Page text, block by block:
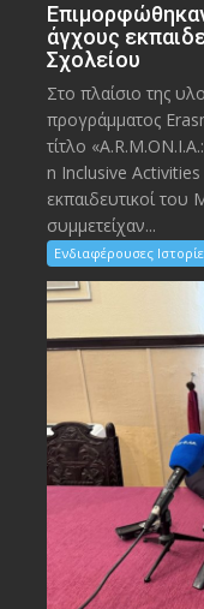
άγχους
Σχολείου
Στο πλαίσιο της
προγράμματος
τίτλο
n Inclusive
εκπαιδευτικοί
συμμετείχαν...
Ενδιαφέρουσες